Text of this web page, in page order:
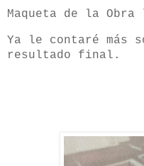
Maqueta de la
Ya le contaré más
resultado final.